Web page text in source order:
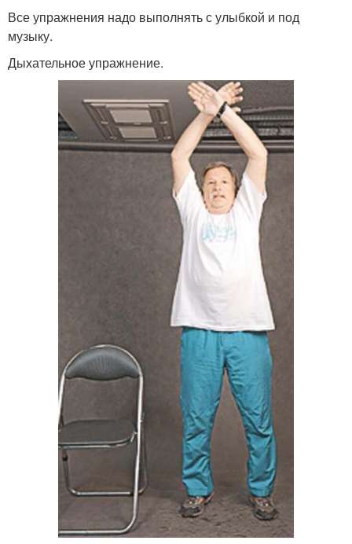
Все упражнения надо выполнять с улыбкой и под
музыку.
Дыхательное упражнение.